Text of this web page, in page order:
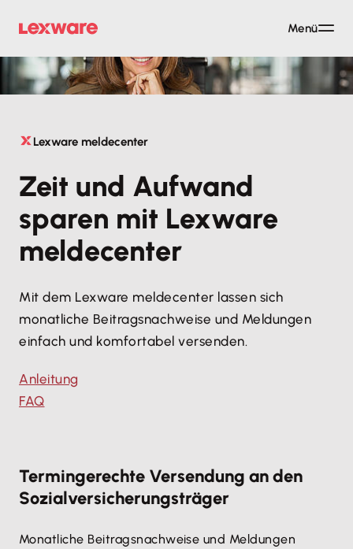
Lexware meldecenter
Zeit und Aufwand
sparen mit Lexware
meldecenter
Mit dem Lexware meldecenter lassen sich
monatliche Beitragsnachweise und Meldungen
einfach und komfortabel versenden.
Anleitung
FAQ
Termingerechte Versendung an den
Sozialversicherungsträger
Monatliche Beitragsnachweise und Meldungen
Menü